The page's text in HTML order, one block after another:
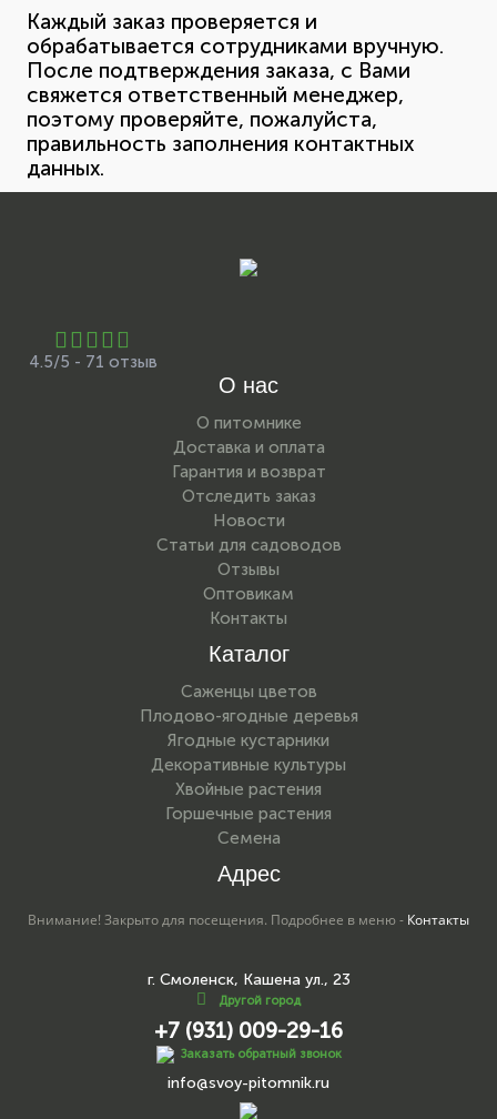
Каждый заказ проверяется и
обрабатывается сотрудниками вручную.
После подтверждения заказа, с Вами
свяжется ответственный менеджер,
поэтому проверяйте, пожалуйста,
правильность заполнения контактных
данных.
4.5/5 - 71 отзыв
О нас
О питомнике
Доставка и оплата
Гарантия и возврат
Отследить заказ
Новости
Статьи для садоводов
Отзывы
Оптовикам
Контакты
Каталог
Саженцы цветов
Плодово-ягодные деревья
Ягодные кустарники
Декоративные культуры
Хвойные растения
Горшечные растения
Семена
Адрес
Внимание! Закрыто для посещения. Подробнее в меню - Контакты
г. Смоленск, Кашена ул., 23
Другой город
+7 (931) 009-29-16
Заказать обратный звонок
info@svoy-pitomnik.ru